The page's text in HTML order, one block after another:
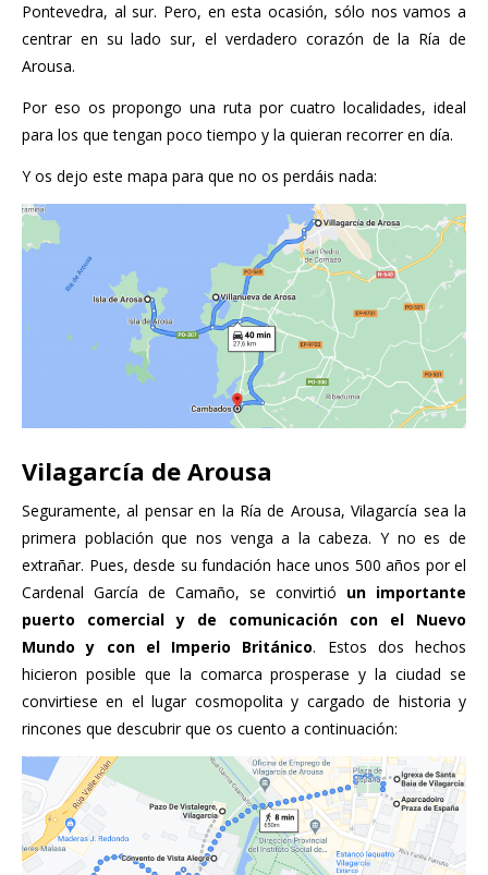
Pontevedra, al sur. Pero, en esta ocasión, sólo nos vamos a
centrar en su lado sur, el verdadero corazón de la Ría de
Arousa.
Por eso os propongo una ruta por cuatro localidades, ideal
para los que tengan poco tiempo y la quieran recorrer en día.
Y os dejo este mapa para que no os perdáis nada:
Vilagarcía de Arousa
Seguramente, al pensar en la Ría de Arousa, Vilagarcía sea la
primera población que nos venga a la cabeza. Y no es de
extrañar. Pues, desde su fundación hace unos 500 años por el
Cardenal García de Camaño, se convirtió un importante
puerto comercial y de comunicación con el Nuevo
Mundo y con el Imperio Británico. Estos dos hechos
hicieron posible que la comarca prosperase y la ciudad se
convirtiese en el lugar cosmopolita y cargado de historia y
rincones que descubrir que os cuento a continuación: